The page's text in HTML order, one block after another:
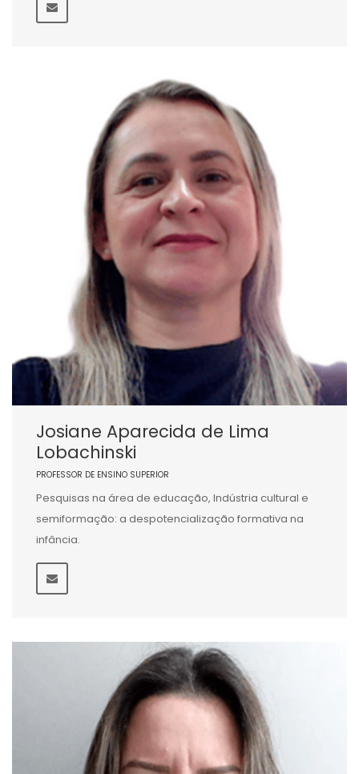
Josiane Aparecida de Lima
Lobachinski
PROFESSOR DE ENSINO SUPERIOR
Pesquisas na área de educação, Indústria cultural e
semiformação: a despotencialização formativa na
infância.